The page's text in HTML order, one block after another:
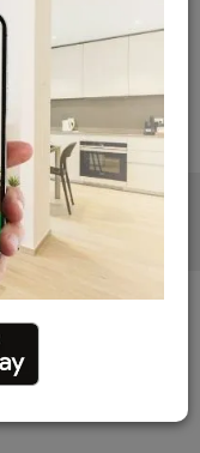
peuvent